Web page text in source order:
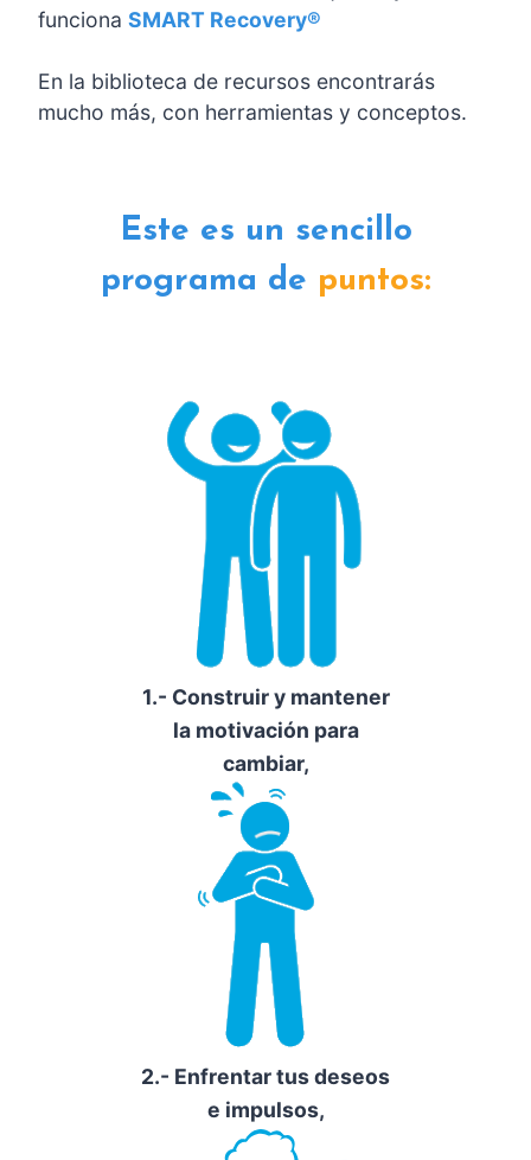
funciona SMART Recovery®
En la biblioteca de recursos encontrarás
mucho más, con herramientas y conceptos.
Este es un sencillo
programa de puntos:
1.- Construir y mantener
la motivación para
cambiar,
2.- Enfrentar tus deseos
e impulsos,